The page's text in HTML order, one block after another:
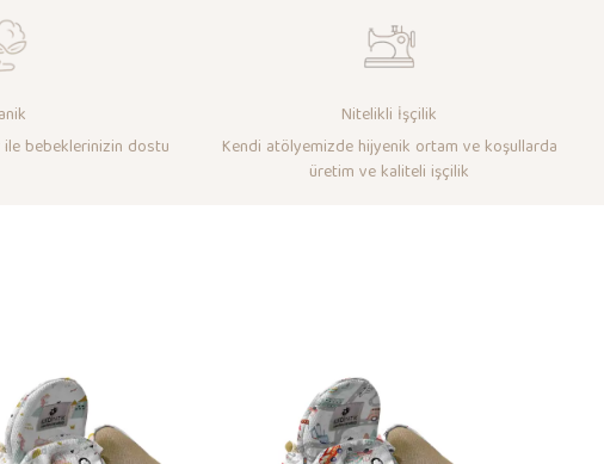
bebeklerinizin dostu
Nitelikli İşçilik
Kendi atölyemizde hijyenik ortam ve koşullarda
üretim ve kaliteli işçilik